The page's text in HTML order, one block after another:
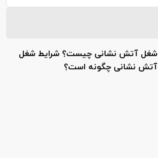
شغل آتش نشانی چیست؟ شرایط شغل
آتش نشانی چگونه است؟